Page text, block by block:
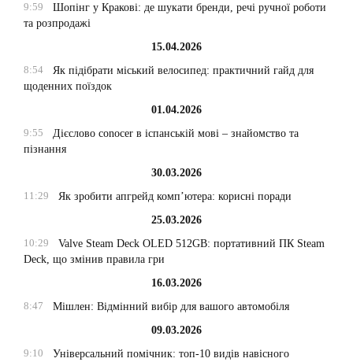
9:59
Шопінг у Кракові: де шукати бренди, речі ручної роботи
та розпродажі
15.04.2026
8:54
Як підібрати міський велосипед: практичний гайд для
щоденних поїздок
01.04.2026
9:55
Дієслово conocer в іспанській мові – знайомство та
пізнання
30.03.2026
11:29
Як зробити апгрейд комп’ютера: корисні поради
25.03.2026
10:29
Valve Steam Deck OLED 512GB: портативний ПК Steam
Deck, що змінив правила гри
16.03.2026
8:47
Мішлен: Відмінний вибір для вашого автомобіля
09.03.2026
9:10
Універсальний помічник: топ-10 видів навісного